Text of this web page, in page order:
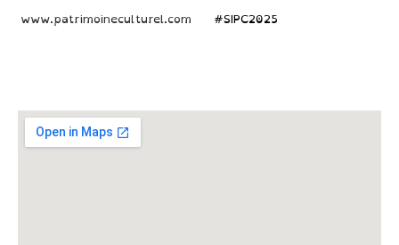
www.patrimoineculturel.com
#SIPC2025